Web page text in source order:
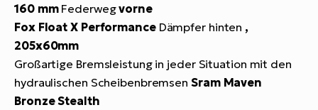
160 mm Federwegvorne
Fox Float X PerformanceDämpfer hinten ,
205x60mm
Großartige Bremsleistung in jeder Situation mit den
hydraulischen Scheibenbremsen Sram Maven
Bronze Stealth